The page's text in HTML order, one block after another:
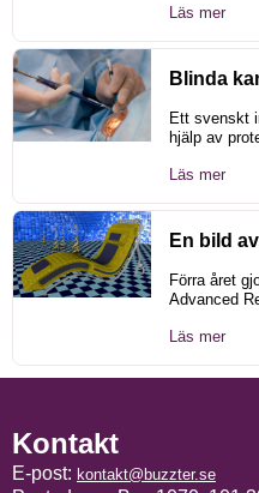
Läs mer
Blinda
Ett svenskt
hjälp av
Läs mer
En bild
Förra året
Advanced
Läs mer
Kontakt
E-post: kontakt@buzzter.se